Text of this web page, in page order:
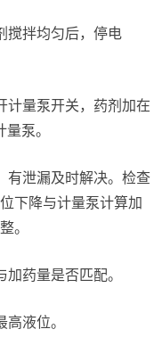
搅拌均匀后，停电
计量泵开关，药剂加在
量泵。
有泄漏及时解决。检查
下降与计量泵计算加
。
加药量是否匹配。
高液位。